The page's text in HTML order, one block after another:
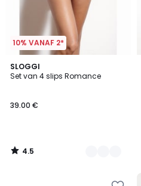
10% VANAF 2*
SLOGGI
Set van 4 slips Romance
39.00 €
4.5
/ 5
2
Kleuren
4.5
/